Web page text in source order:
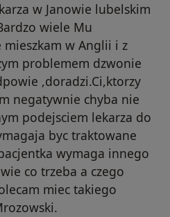
w Janowie lubelskim
wiele Mu
mieszkam w Anglii i z
problemem dzwonie
,doradzi.Ci,ktorzy
negatywnie chyba nie
podejsciem lekarza do
byc traktowane
wymaga innego
co trzeba a czego
miec takiego